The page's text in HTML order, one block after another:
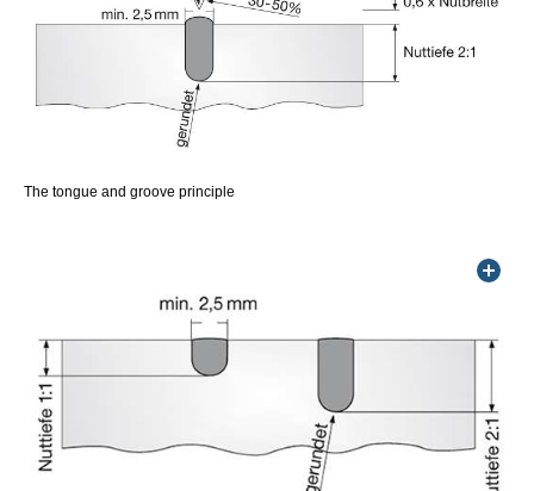
The tongue and groove principle